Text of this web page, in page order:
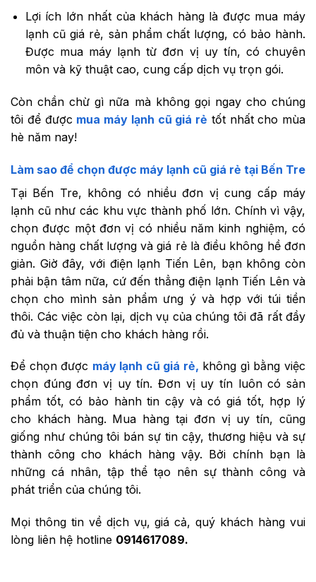
Lợi ích lớn nhất của khách hàng là được mua máy
lạnh cũ giá rẻ, sản phẩm chất lượng, có bảo hành.
Được mua máy lạnh từ đơn vị uy tín, có chuyên
môn và kỹ thuật cao, cung cấp dịch vụ trọn gói.
Còn chần chừ gì nữa mà không gọi ngay cho chúng
tôi để được mua máy lạnh cũ giá rẻ tốt nhất cho mùa
hè năm nay!
Làm sao để chọn được máy lạnh cũ giá rẻ tại Bến Tre
Tại Bến Tre, không có nhiều đơn vị cung cấp máy
lạnh cũ như các khu vực thành phố lớn. Chính vì vậy,
chọn được một đơn vị có nhiều năm kinh nghiệm, có
nguồn hàng chất lượng và giá rẻ là điều không hề đơn
giản. Giờ đây, với điện lạnh Tiến Lên, bạn không còn
phải bận tâm nữa, cứ đến thẳng điện lạnh Tiến Lên và
chọn cho mình sản phẩm ưng ý và hợp với túi tiền
thôi. Các việc còn lại, dịch vụ của chúng tôi đã rất đầy
đủ và thuận tiện cho khách hàng rồi.
Để chọn được máy lạnh cũ giá rẻ, không gì bằng việc
chọn đúng đơn vị uy tín. Đơn vị uy tín luôn có sản
phẩm tốt, có bảo hành tin cậy và có giá tốt, hợp lý
cho khách hàng. Mua hàng tại đơn vị uy tín, cũng
giống như chúng tôi bán sự tin cậy, thương hiệu và sự
thành công cho khách hàng vậy. Bởi chính bạn là
những cá nhân, tập thể tạo nên sự thành công và
phát triển của chúng tôi.
Mọi thông tin về dịch vụ, giá cả, quý khách hàng vui
lòng liên hệ hotline 0914617089.